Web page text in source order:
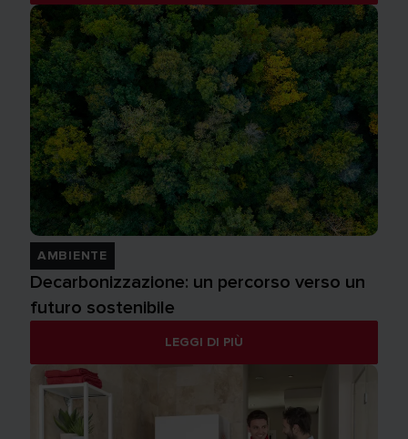
AMBIENTE
Decarbonizzazione: un percorso verso un
futuro sostenibile
LEGGI DI PIÙ